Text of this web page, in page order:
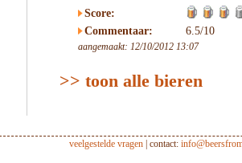
Score:
Commentaar:
6.5/10
aangemaakt: 12/10/2012 13:07
>> toon alle bieren
veelgestelde vragen | contact: